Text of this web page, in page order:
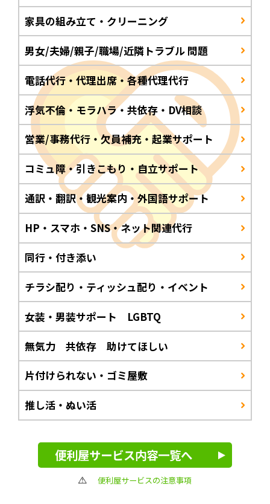
家具の組み立て・クリーニング
男女/夫婦/親子/職場/近隣トラブル 問題
電話代行・代理出席・各種代理代行
浮気不倫・モラハラ・共依存・DV相談
営業/事務代行・欠員補充・起業サポート
コミュ障・引きこもり・自立サポート
通訳・翻訳・観光案内・外国語サポート
HP・スマホ・SNS・ネット関連代行
同行・付き添い
チラシ配り・ティッシュ配り・イベント
女装・男装サポート LGBTQ
無気力 共依存 助けてほしい
片付けられない・ゴミ屋敷
推し活・ぬい活
便利屋サービス内容一覧へ
便利屋サービスの注意事項